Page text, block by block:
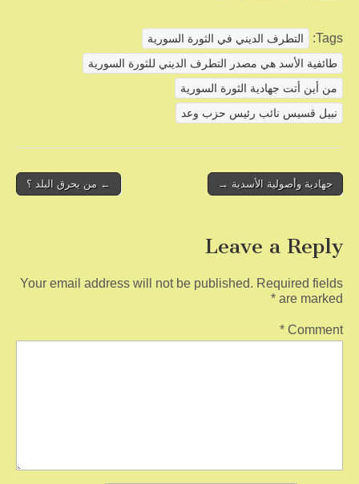
c
e
b
o
tt
er
ail
ar
e
Tags:
التطرف الديني في الثورة السورية
طائفية الأسد هي مصدر التطرف الديني للثورة السورية
من أين أتت جهادية الثورة السورية
نبيل قسيس نائب رئيس حزب وعد
Post
← من يحرق البلد ؟ جهادية وأصولية الأسدية →
Leave a Reply
Your email address will not be published. Required fields
are marked
*
Comment
*